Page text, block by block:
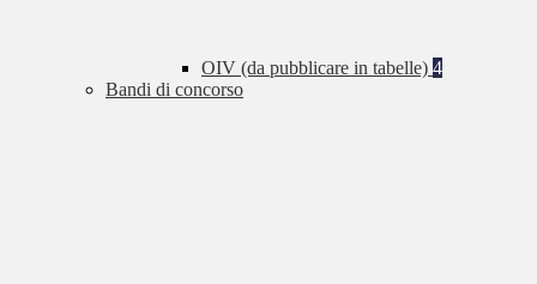
OIV (da pubblicare in tabelle) 4
Bandi di concorso